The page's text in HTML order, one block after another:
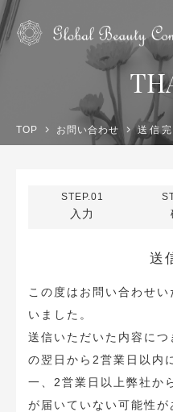
TOP お問い合わせ 送信完
STEP.01
入力
送
この度はお問い合わせ
いました。
送信いただいた内容につ
の翌日から2営業日以内
一、2営業日以上弊社か
が届いていない可能性が